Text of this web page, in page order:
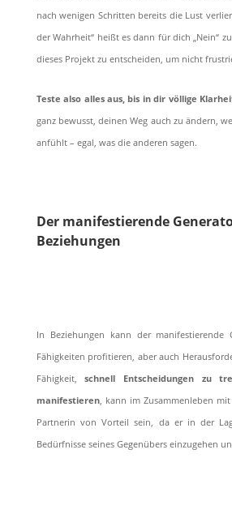
nach wenigen Schritten bereits die Lust
der Wahrheit“ heißt es dann für dich „Nein“
dieses Projekt zu entscheiden, um nicht
Teste also alles aus, bis in dir völlige
ganz bewusst, deinen Weg auch zu ändern,
anfühlt – egal, was die anderen sagen.
Der manifestierende
Beziehungen
In Beziehungen kann der manifestierende
Fähigkeiten profitieren, aber auch
Fähigkeit,schnell Entscheidungen zu
manifestieren, kann im Zusammenleben
Partnerin von Vorteil sein, da er in der
Bedürfnisse seines Gegenübers einzugehen